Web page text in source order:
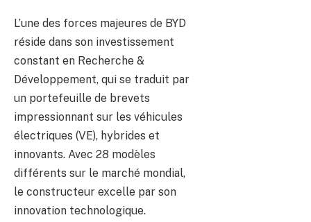
L’une des forces majeures de BYD
réside dans son investissement
constant en Recherche &
Développement, qui se traduit par
un portefeuille de brevets
impressionnant sur les véhicules
électriques (VE), hybrides et
innovants. Avec 28 modèles
différents sur le marché mondial,
le constructeur excelle par son
innovation technologique.